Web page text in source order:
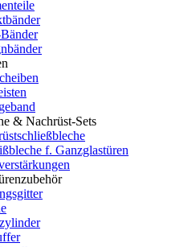
& Nachrüst-Sets
f. Ganzglastüren